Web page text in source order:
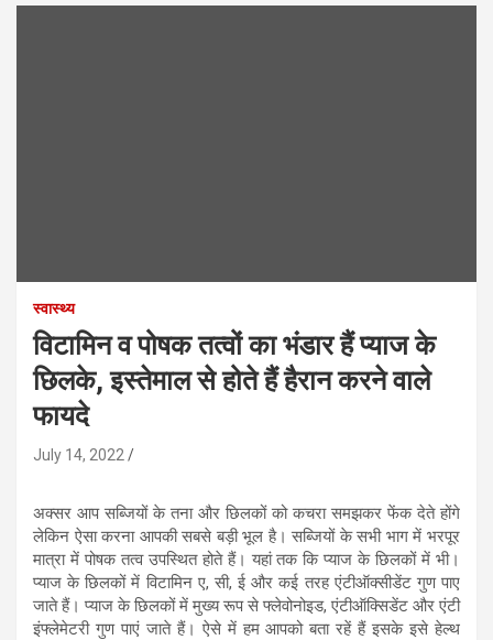
स्वास्थ्य
विटामिन व पोषक तत्वों का भंडार हैं प्याज के
छिलके, इस्तेमाल से होते हैं हैरान करने वाले
फायदे
July 14, 2022
अक्सर आप सब्जियों के तना और छिलकों को कचरा समझकर फेंक देते होंगे
लेकिन ऐसा करना आपकी सबसे बड़ी भूल है। सब्जियों के सभी भाग में भरपूर
मात्रा में पोषक तत्व उपस्थित होते हैं। यहां तक कि प्याज के छिलकों में भी।
प्याज के छिलकों में विटामिन ए, सी, ई और कई तरह एंटीऑक्सीडेंट गुण पाए
जाते हैं। प्याज के छिलकों में मुख्य रूप से फ्लेवोनोइड, एंटीऑक्सिडेंट और एंटी
इंफ्लेमेटरी गुण पाएं जाते हैं। ऐसे में हम आपको बता रहें हैं इसके इसे हेल्थ